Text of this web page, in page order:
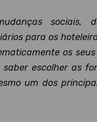
sociais,
para os
os
escolher as
um dos